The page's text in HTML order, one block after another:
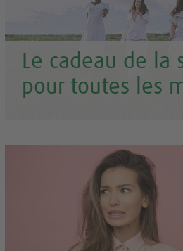
Le cadeau de la
pour toutes les